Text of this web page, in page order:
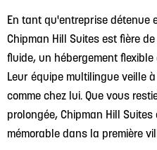
En tant qu'entreprise détenue
Chipman Hill Suites est fière
fluide, un hébergement
Leur équipe multilingue veille
comme chez lui. Que vous
prolongée, Chipman Hill
mémorable dans la première